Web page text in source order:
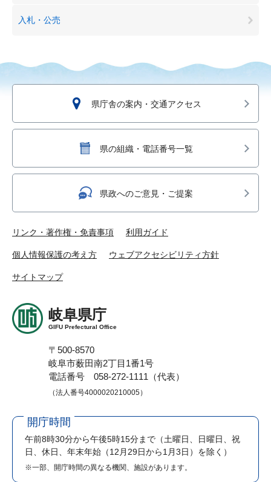
入札・公売
県庁舎の案内・交通アクセス
県の組織・電話番号一覧
県政へのご意見・ご提案
リンク・著作権・免責事項 利用ガイド
個人情報保護の考え方 ウェブアクセシビリティ方針
サイトマップ
岐阜県庁
GIFU Prefectural Office
〒500-8570
岐阜市薮田南2丁目1番1号
電話番号 058-272-1111（代表）
（法人番号4000020210005）
開庁時間
午前8時30分から午後5時15分まで （土曜日、日曜日、祝
日、休日、年末年始（12月29日から1月3日）を除く）
※一部、開庁時間の異なる機関、施設があります。